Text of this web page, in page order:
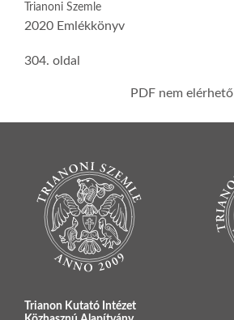
Trianoni Szemle
2020 Emlékkönyv
304. oldal
PDF nem elérhető
Trianon Kutató Intézet